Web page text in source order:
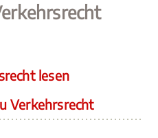
lesen
Verkehrsrecht